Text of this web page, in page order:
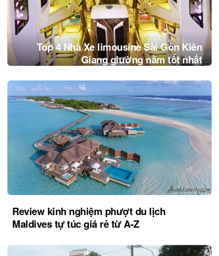
Top 4 Nhà Xe limousine Sài Gòn Kiên
Giang giường nằm tốt nhất
Review kinh nghiệm phượt du lịch
Maldives tự túc giá rẻ từ A-Z